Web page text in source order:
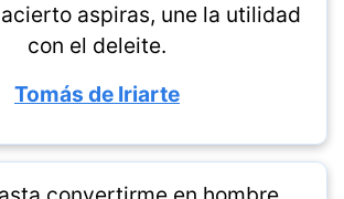
aspiras, une la utilidad
con el deleite.
Tomás de Iriarte